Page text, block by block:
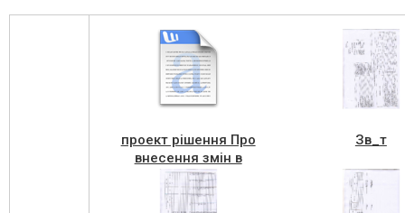
проект рішення Про
внесення змін в
програму цифрової
трансформації
Зв_т